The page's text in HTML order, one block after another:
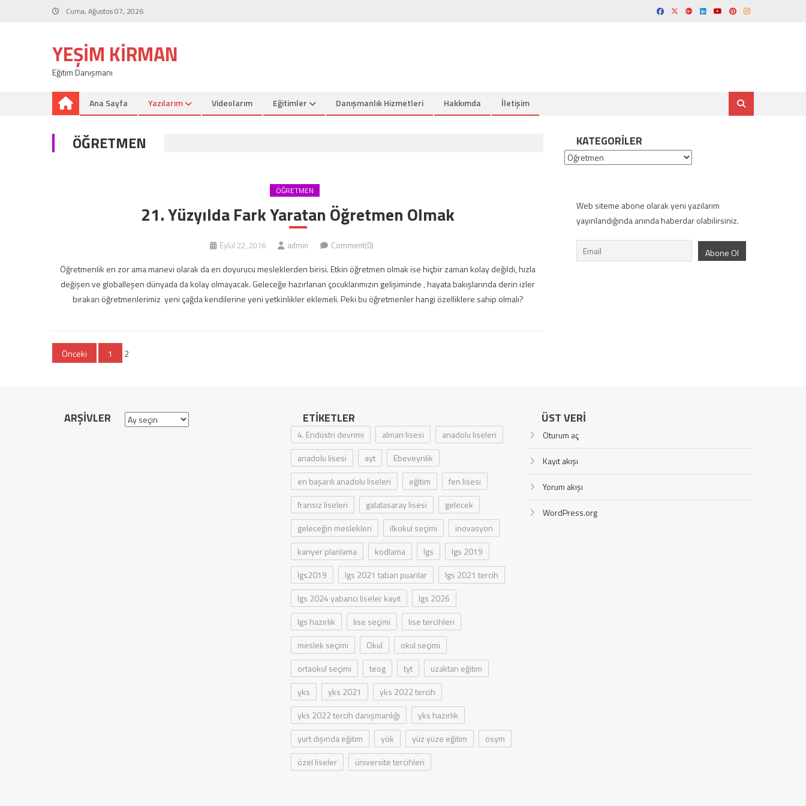
Cuma, Ağustos 07, 2026
YEŞIM KIRMAN
Eğitim Danışmanı
Ana Sayfa Yazılarım Videolarım Eğitimler Danışmanlık Hizmetleri Hakkımda İletişim
ÖĞRETMEN
ÖĞRETMEN
21. Yüzyılda Fark Yaratan Öğretmen Olmak
Eylül 22, 2016 admin Comment(0)
Öğretmenlik en zor ama manevi olarak da en doyurucu mesleklerden birisi. Etkin öğretmen olmak ise hiçbir zaman kolay değildi, hızla
değişen ve globalleşen dünyada da kolay olmayacak. Geleceğe hazırlanan çocuklarımızın gelişiminde , hayata bakışlarında derin izler
bırakan öğretmenlerimiz yeni çağda kendilerine yeni yetkinlikler eklemeli. Peki bu öğretmenler hangi özelliklere sahip olmalı?
Yazı
Önceki 1 2
KATEGORILER
Kategoriler
Web siteme abone olarak yeni yazılarım
yayınlandığında anında haberdar olabilirsiniz.
ARŞIVLER Arşivler ETIKETLER
4. Endüstri devrimi alman lisesi
anadolu liseleri
anadolu lisesi
ayt
Ebeveynlik
en başarılı anadolu liseleri
eğitim
fen lisesi
fransız liseleri
galatasaray lisesi
gelecek
geleceğin meslekleri
ilkokul seçimi
inovasyon
kariyer planlama
kodlama lgs
lgs 2019
lgs2019
lgs 2021 taban puanlar
lgs 2021 tercih
lgs 2024 yabancı liseler kayıt
lgs 2026
lgs hazırlık
lise seçimi
lise tercihleri
meslek seçimi
Okul
okul seçimi
ortaokul seçimi
teog tyt
uzaktan eğitim
yks
yks 2021
yks 2022 tercih
yks 2022 tercih danışmanlığı
yks hazırlık
yurt dışında eğitim
yök yüz yüze eğitim
ösym
özel liseler
üniversite tercihleri
ÜST VERI
Oturum aç
Kayıt akışı
Yorum akışı
WordPress.org